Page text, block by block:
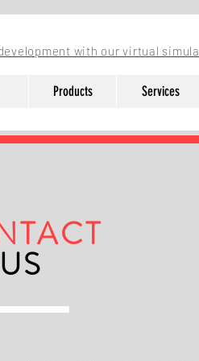
with our virtual
Products Services
US